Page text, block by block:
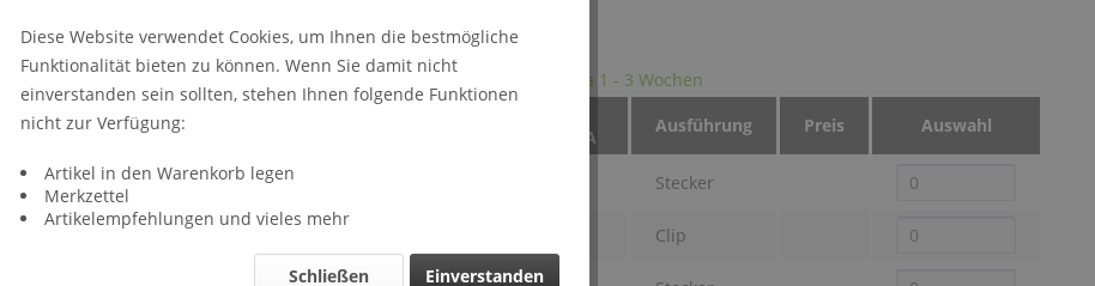
Lieferzeit: ca 1 - 3 Wochen
OTRACOSA
Ausführung Preis Auswahl
Stecker
Clip
Diese Website verwendet Cookies, um Ihnen die bestmögliche
Funktionalität bieten zu können. Wenn Sie damit nicht
einverstanden sein sollten, stehen Ihnen folgende Funktionen
nicht zur Verfügung:
Artikel in den Warenkorb legen
Merkzettel
Artikelempfehlungen und vieles mehr
Einverstanden
Schließen